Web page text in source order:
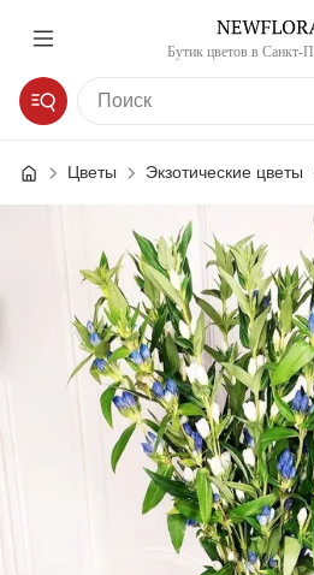
Бутик цветов в Санкт-
Цветы Экзотические цветы